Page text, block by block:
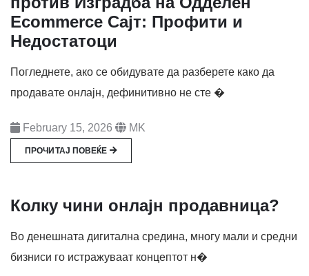
Ecommerce Сајт: Профити и
Недостатоци
Погледнете, ако се обидувате да разберете како да
продавате онлајн, дефинитивно не сте �
February 15, 2026 MK
ПРОЧИТАЈ ПОВЕЌЕ
Колку чини онлајн продавница?
Во денешната дигитална средина, многу мали и средни
бизниси го истражуваат концептот н�